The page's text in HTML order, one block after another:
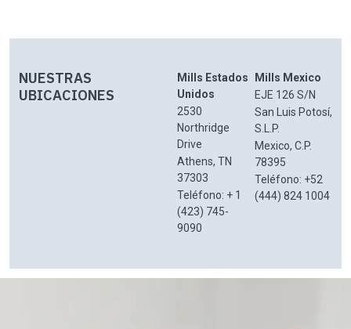
NUESTRAS
UBICACIONES
Mills Estados
Unidos
2530
Northridge
Drive
Athens, TN
37303
Teléfono: + 1
(423) 745-
9090
Mills Mexico
EJE 126 S/N
San Luis Potosí,
S.L.P.
Mexico, C.P.
78395
Teléfono: +52
(444) 824 1004